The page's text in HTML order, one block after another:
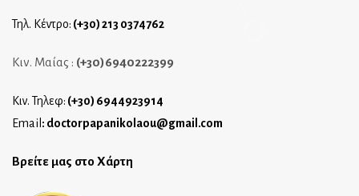
Τηλ. Κέντρο: (+30) 213 0374762
Κιν. Μαίας : (+30)6940222399
Κιν. Τηλεφ: (+30) 6944923914
Email : doctorpapanikolaou@gmail.com
Βρείτε μας στο Χάρτη